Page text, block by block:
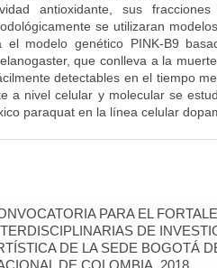
antioxidante, sus
se utilizaran
el modelo genético PINK-B9
que conlleva a la
detectables en el tiempo
a nivel celular y molecular se
paraquat en la línea celular
PARA EL
DE
DE LA SEDE BOGOTÁ
DE COLOMBIA, 2018